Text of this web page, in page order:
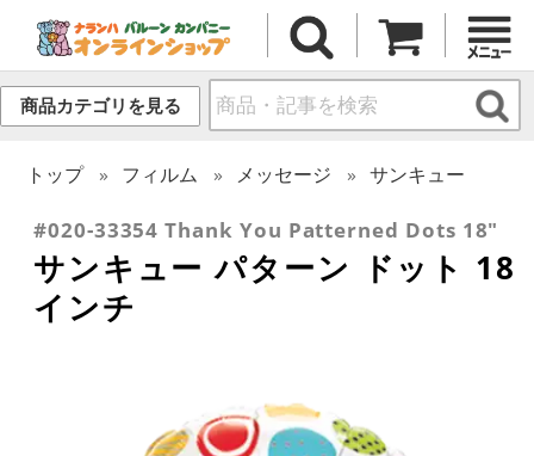
商品カテゴリを見る
トップ フィルム メッセージ サンキュー
#020-33354 Thank You Patterned Dots 18"
サンキュー パターン ドット 18
インチ